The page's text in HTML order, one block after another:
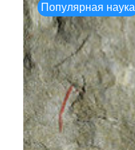
Популярная наука